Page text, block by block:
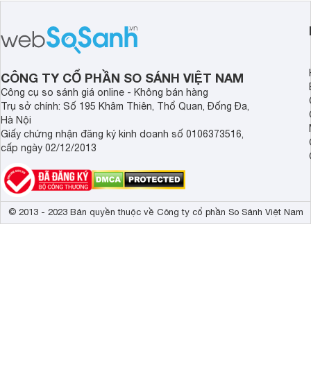
chọn đáng cân nhắc.
vùng nấu đáng mua
CÔNG TY CỔ PHẦN SO SÁNH VIỆT NAM
Công cụ so sánh giá online - Không bán hàng
Trụ sở chính: Số 195 Khâm Thiên, Thổ Quan, Đống Đa,
Hà Nội
Giấy chứng nhận đăng ký kinh doanh số 0106373516,
cấp ngày 02/12/2013
© 2013 - 2023 Bản quyền thuộc về Công ty cổ phần So Sánh Việt Nam